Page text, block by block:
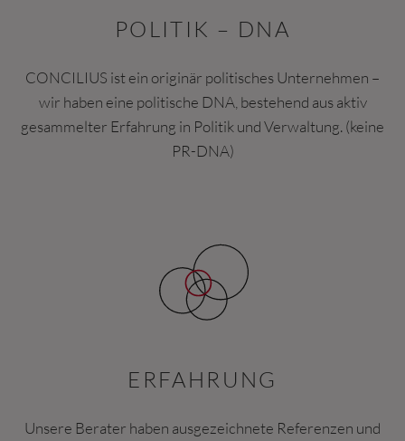
POLITIK – DNA
CONCILIUS ist ein originär politisches Unternehmen –
wir haben eine politische DNA, bestehend aus aktiv
gesammelter Erfahrung in Politik und Verwaltung. (keine
PR-DNA)
ERFAHRUNG
Unsere Berater haben ausgezeichnete Referenzen und